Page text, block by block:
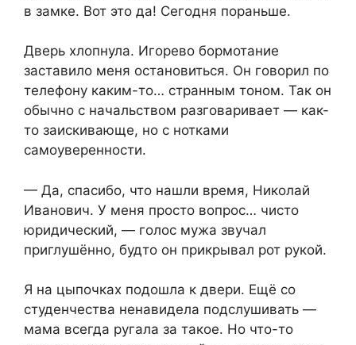
в замке. Вот это да! Сегодня пораньше.
Дверь хлопнула. Игорево бормотание
заставило меня остановиться. Он говорил по
телефону каким-то… странным тоном. Так он
обычно с начальством разговаривает — как-
то заискивающе, но с нотками
самоуверенности.
— Да, спасибо, что нашли время, Николай
Иванович. У меня просто вопрос… чисто
юридический, — голос мужа звучал
приглушённо, будто он прикрывал рот рукой.
Я на цыпочках подошла к двери. Ещё со
студенчества ненавидела подслушивать —
мама всегда ругала за такое. Но что-то